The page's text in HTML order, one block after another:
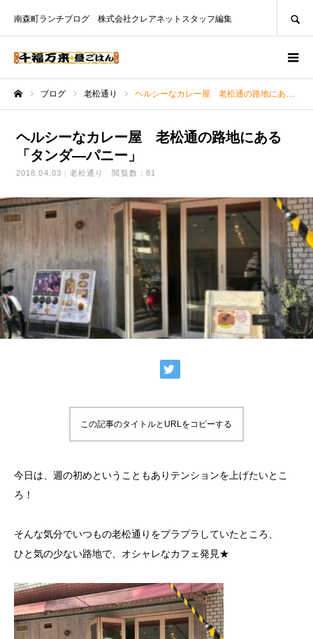
南森町ランチブログ 株式会社クレアネットスタッフ編集
ブログ 老松通り ヘルシーなカレー屋 老松通の路地にある「タンダ―パニー」
ヘルシーなカレー屋 老松通の路地にある
「タンダ―パニー」
2018.04.03 老松通り 閲覧数：81
この記事のタイトルとURLをコピーする
今日は、週の初めということもありテンションを上げたいとこ
ろ！
そんな気分でいつもの老松通りをプラプラしていたところ、
ひと気の少ない路地で、オシャレなカフェ発見★